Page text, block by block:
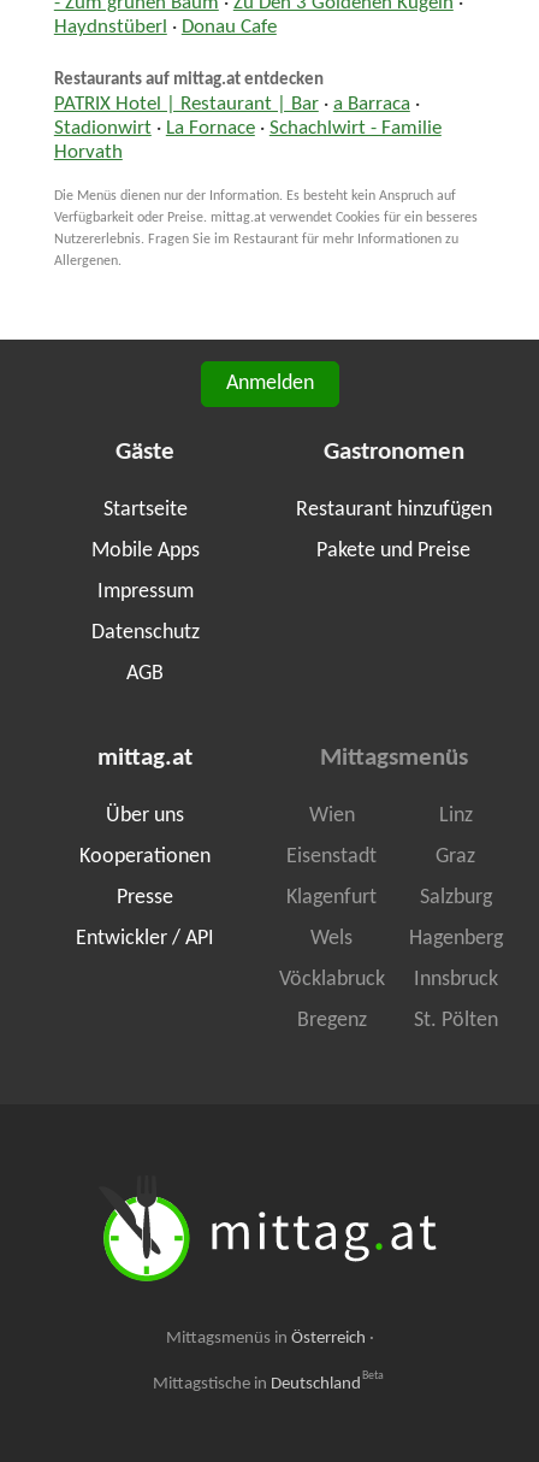
Haydnstüberl · Donau Cafe
Restaurants auf mittag.at entdecken
PATRIX Hotel | Restaurant | Bar· a Barraca ·
Stadionwirt· La Fornace· Schachlwirt - Familie
Horvath
Die Menüs dienen nur der Information. Es besteht kein Anspruch auf
Verfügbarkeit oder Preise. mittag.at verwendet Cookies für ein besseres
Nutzererlebnis. Fragen Sie im Restaurant für mehr Informationen zu
Allergenen.
Anmelden
Gäste
Startseite
Mobile Apps
Impressum
Datenschutz
AGB
Gastronomen
Restaurant hinzufügen
Pakete und Preise
mittag.at
Über uns
Kooperationen
Presse
Entwickler / API
Mittagsmenüs
Wien
Linz
Eisenstadt
Graz
Klagenfurt
Salzburg
Wels
Hagenberg
Vöcklabruck
Innsbruck
Bregenz
St. Pölten
Mittagsmenüs in Österreich ·
Mittagstische in Deutschland Beta